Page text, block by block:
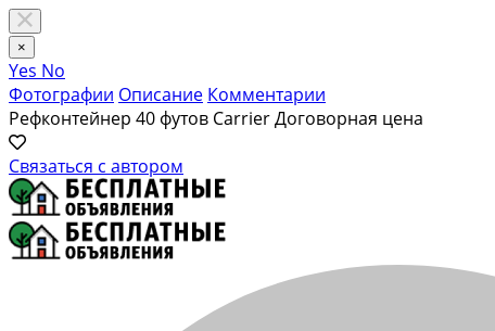
×
Yes No
Фотографии Описание Комментарии
Рeфкoнтейнер 40 футoв CаrriеrДоговорная цена
Связаться с автором